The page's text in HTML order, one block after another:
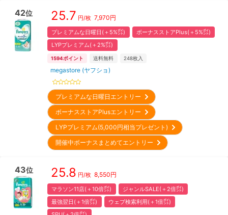
42位 25.7 円/枚 7,970円
プレミアムな日曜日(＋5%㌽)
ボーナスストアPlus(＋5%㌽)
LYPプレミアム(＋2%㌽)
1594ポイント 送料無料 248枚入
megastore (ヤフショ)
プレミアムな日曜日エントリー
ボーナスストアPlusエントリー
LYPプレミアム(5,000円相当プレゼント)
開催中ボーナスまとめてエントリー
43位 25.8 円/枚 8,550円
マラソン11店(＋10倍㌽)
ジャンルSALE(＋2倍㌽)
最強翌日(＋1倍㌽)
ウェブ検索利用(＋1倍㌽)